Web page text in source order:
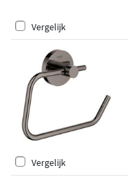
Vergelijk
Vergelijk